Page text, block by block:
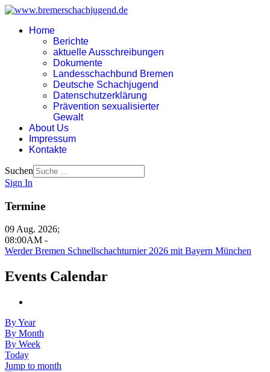
Home
Berichte
aktuelle Ausschreibungen
Dokumente
Landesschachbund Bremen
Deutsche Schachjugend
Datenschutzerklärung
Prävention sexualisierter
Gewalt
About Us
Impressum
Kontakte
Suchen
Sign In
Termine
09 Aug. 2026;
08:00AM -
Werder Bremen Schnellschachturnier 2026 mit Bayern München
Events Calendar
By Year
By Month
By Week
Today
Jump to month